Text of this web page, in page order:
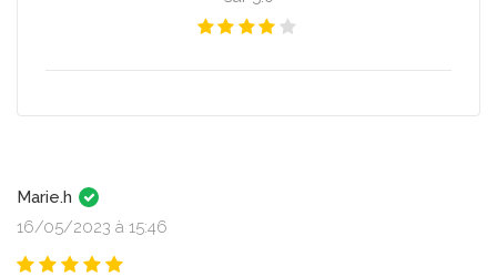
Marie.h
16/05/2023 à 15:46